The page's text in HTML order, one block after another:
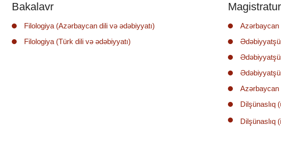
Bakalavr
Filologiya (Azərbaycan dili və ədəbiyyatı)
Filologiya (Türk dili və ədəbiyyatı)
Azərbaycan
Azərbaycan
Dilşünaslıq
Dilşünaslıq